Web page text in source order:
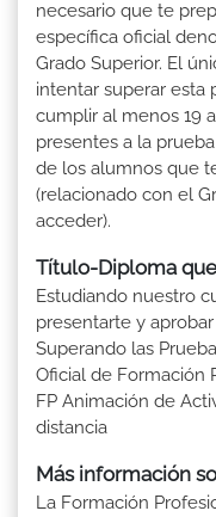
necesario que te
específica oficial
Grado Superior. El
intentar superar esta
cumplir al menos 19
presentes a la
de los alumnos que
(relacionado con el
acceder).
Título-Diploma
Estudiando nuestro
presentarte y
Superando las
Oficial de Formación
FP Animación de
distancia
Más información
La Formación